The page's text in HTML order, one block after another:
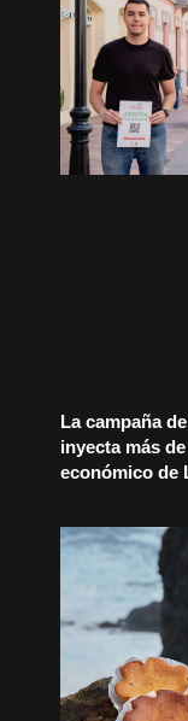
La campaña
inyecta más
económico de